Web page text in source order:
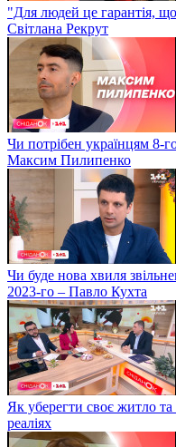
"Для людей це гарантія,
Світлана Рекрут
Чи потрібен українцям 8-
Максим Пилипенко
Чи буде нова хвиля
2023-го – Павло Кухта
Як уберегти своє житло та
реаліях